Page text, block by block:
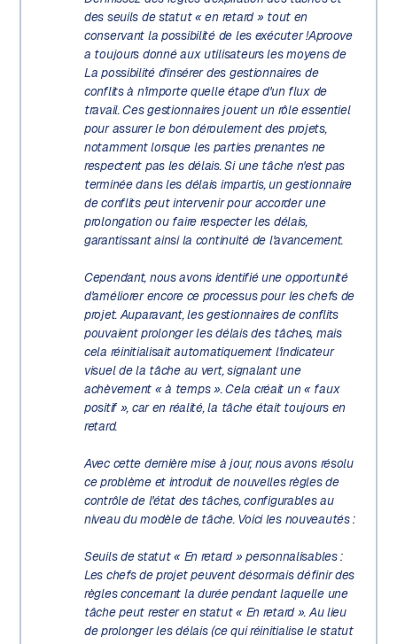
des seuils de statut « en retard » tout en
conservant la possibilité de les exécuter !Aproove
a toujours donné aux utilisateurs les moyens de
La possibilité d'insérer des gestionnaires de
conflits à n'importe quelle étape d'un flux de
travail. Ces gestionnaires jouent un rôle essentiel
pour assurer le bon déroulement des projets,
notamment lorsque les parties prenantes ne
respectent pas les délais. Si une tâche n'est pas
terminée dans les délais impartis, un gestionnaire
de conflits peut intervenir pour accorder une
prolongation ou faire respecter les délais,
garantissant ainsi la continuité de l'avancement.
Cependant, nous avons identifié une opportunité
d'améliorer encore ce processus pour les chefs de
projet. Auparavant, les gestionnaires de conflits
pouvaient prolonger les délais des tâches, mais
cela réinitialisait automatiquement l'indicateur
visuel de la tâche au vert, signalant une
achèvement « à temps ». Cela créait un « faux
positif », car en réalité, la tâche était toujours en
retard.
Avec cette dernière mise à jour, nous avons résolu
ce problème et introduit de nouvelles règles de
contrôle de l'état des tâches, configurables au
niveau du modèle de tâche. Voici les nouveautés :
Seuils de statut « En retard » personnalisables :
Les chefs de projet peuvent désormais définir des
règles concernant la durée pendant laquelle une
tâche peut rester en statut « En retard ». Au lieu
de prolonger les délais (ce qui réinitialise le statut